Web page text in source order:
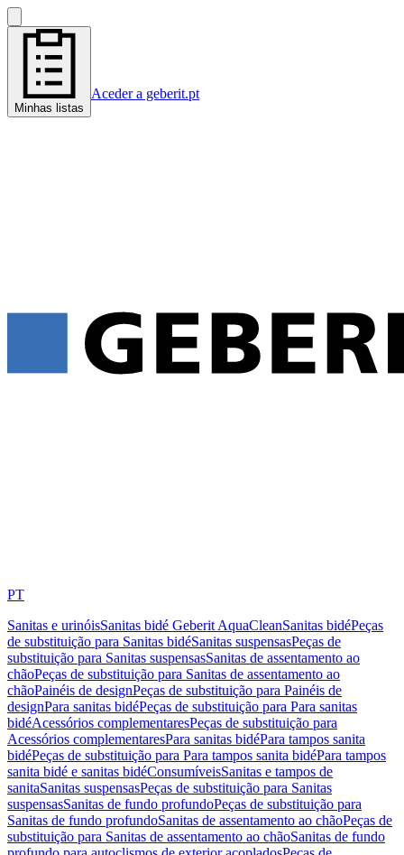
Minhas listas
Aceder a geberit.pt
PT
Sanitas e urinóisSanitas bidé Geberit AquaCleanSanitas bidéPeças
de substituição para Sanitas bidéSanitas suspensasPeças de
substituição para Sanitas suspensasSanitas de assentamento ao
chãoPeças de substituição para Sanitas de assentamento ao
chãoPainéis de designPeças de substituição para Painéis de
designPara sanitas bidéPeças de substituição para Para sanitas
bidéAcessórios complementaresPeças de substituição para
Acessórios complementaresPara sanitas bidéPara tampos sanita
bidéPeças de substituição para Para tampos sanita bidéPara tampos
sanita bidé e sanitas bidéConsumíveisSanitas e tampos de
sanitaSanitas suspensasPeças de substituição para Sanitas
suspensasSanitas de fundo profundoPeças de substituição para
Sanitas de fundo profundoSanitas de assentamento ao chãoPeças de
substituição para Sanitas de assentamento ao chãoSanitas de fundo